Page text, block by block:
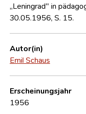
Forschungsgruppe
„Leningrad" in
30.05.1956, S. 15.
Autor(in)
Emil Schaus
Erscheinungsjahr
1956